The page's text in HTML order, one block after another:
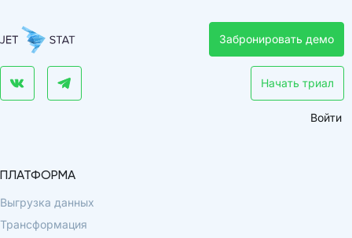
Забронировать демо
Начать триал
Войти
ПЛАТФОРМА
Выгрузка данных
Трансформация